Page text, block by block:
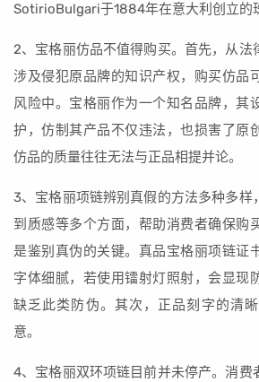
SotirioBulgari于1884年在意大利创立的
2、宝格丽仿品不值得购买。首先，从法
涉及侵犯原品牌的知识产权，购买仿品
风险中。宝格丽作为一个知名品牌，其
护，仿制其产品不仅违法，也损害了原
仿品的质量往往无法与正品相提并论。
3、宝格丽项链辨别真假的方法多种多样
到质感等多个方面，帮助消费者确保购
是鉴别真伪的关键。真品宝格丽项链证
字体细腻，若使用镭射灯照射，会显现
缺乏此类防伪。其次，正品刻字的清
意。
4、宝格丽双环项链目前并未停产。消费